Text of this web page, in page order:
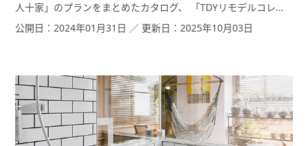
人十家」のプランをまとめたカタログ、 「TDYリモデルコレク
ションブック」をリニューアル。そこで、「TDYリフォームナ
案を取り上げます。
公開日：2024年01月31日 ／ 更新日：2025年10月03日